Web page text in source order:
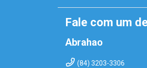
Fale com um
Abrahao
(84) 3203-3306